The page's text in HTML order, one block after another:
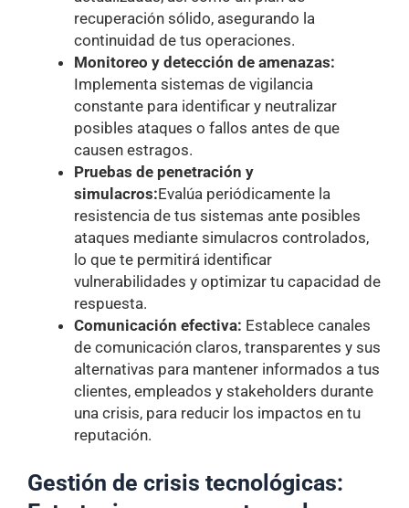
recuperación sólido, asegurando la
continuidad de tus operaciones.
Monitoreo y detección de amenazas:
Implementa sistemas de vigilancia
constante para identificar y neutralizar
posibles ataques o fallos antes de que
causen estragos.
Pruebas de penetración y
simulacros:Evalúa periódicamente la
resistencia de tus sistemas ante posibles
ataques mediante simulacros controlados,
lo que te permitirá identificar
vulnerabilidades y optimizar tu capacidad de
respuesta.
Comunicación efectiva: Establece canales
de comunicación claros, transparentes y sus
alternativas para mantener informados a tus
clientes, empleados y stakeholders durante
una crisis, para reducir los impactos en tu
reputación.
Gestión de crisis tecnológicas: